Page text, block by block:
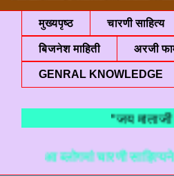
मुख्यपृष्ठ चारणी साहित्य
बिजनेश माहिती अरजी
GENRAL KNOWLEDGE
"जय माताजी
ब्लोगमां चारणी साहित्यने लगती